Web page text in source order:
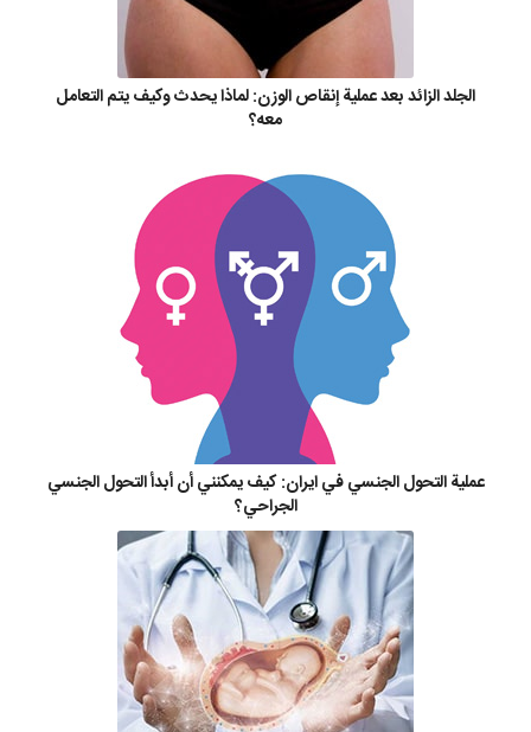
الجلد الزائد بعد عملية إنقاص الوزن: لماذا يحدث وكيف يتم التعامل
معه؟
عملية التحول الجنسي في ايران: كيف يمكنني أن أبدأ التحول الجنسي
الجراحي؟